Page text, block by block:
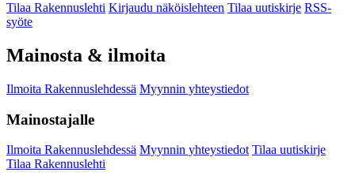
Tilaa Rakennuslehti Kirjaudu näköislehteen Tilaa uutiskirje RSS-
syöte
Mainosta & ilmoita
Ilmoita Rakennuslehdessä Myynnin yhteystiedot
Mainostajalle
Ilmoita Rakennuslehdessä Myynnin yhteystiedot Tilaa uutiskirje
Tilaa Rakennuslehti